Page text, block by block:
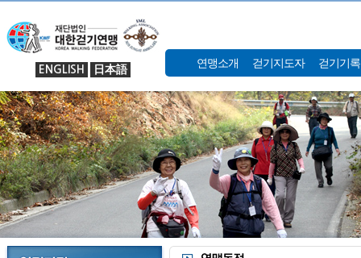
ENGLISH 日本語 연맹소개 걷기지도자 걷기기